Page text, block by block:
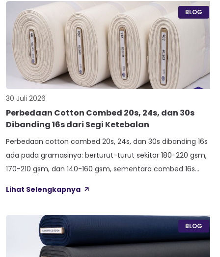
Nama Atlas boleh jadi belum […]
BLOG
30 Juli 2026
Perbedaan Cotton Combed 20s, 24s, dan 30s
Dibanding 16s dari Segi Ketebalan
Perbedaan cotton combed 20s, 24s, dan 30s dibanding 16s
ada pada gramasinya: berturut-turut sekitar 180-220 gsm,
170-210 gsm, dan 140-160 gsm, sementara combed 16s
satu kaos terasa berat dan kokoh, sedangkan kaos lain
konveksi baru tertukar […]
Lihat Selengkapnya
BLOG